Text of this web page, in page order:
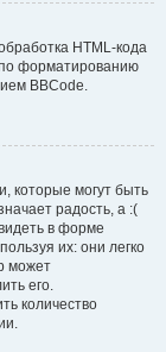
HTML-кода
форматированию
BBCode.
которые могут быть
радость, а :(
в форме
их: они легко
может
его.
количество